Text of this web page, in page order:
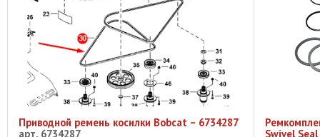
Приводной ремень косилки Bobcat – 6734287
арт. 6734287
Swivel